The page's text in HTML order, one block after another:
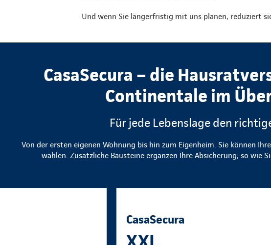
Und wenn Sie längerfristig mit uns planen, reduziert
CasaSecura – die
Continentale im
Für jede Lebenslage den
Von der ersten eigenen Wohnung bis hin zum Eigenheim. Sie können
wählen. Zusätzliche Bausteine ergänzen Ihre Absicherung, so wie
CasaSecura